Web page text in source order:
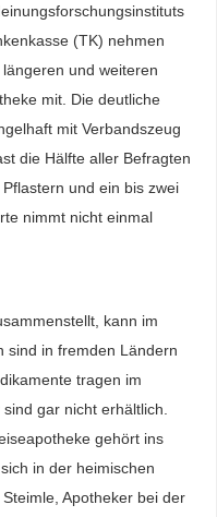
(TK) nehmen
und weiteren
mit. Die deutliche
mit Verbandszeug
die Hälfte aller Befragten
und ein bis zwei
nimmt nicht einmal
kann im
sind in fremden Ländern
tragen im
gar nicht erhältlich.
gehört ins
in der heimischen
Apotheker bei der